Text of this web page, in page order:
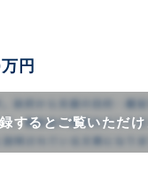
円
するとご覧いただ